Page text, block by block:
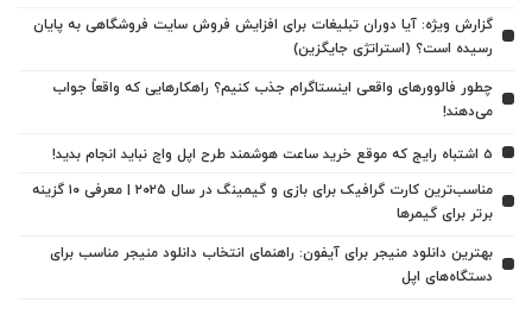
گزارش ویژه: آیا دوران تبلیغات برای افزایش فروش سایت فروشگاهی به پایان
رسیده است؟ (استراتژی جایگزین)
چطور فالوورهای واقعی اینستاگرام جذب کنیم؟ راهکارهایی که واقعاً جواب
می‌دهند!
5 اشتباه رایج که موقع خرید ساعت هوشمند طرح اپل واچ نباید انجام بدید!
مناسب‌ترین کارت گرافیک برای بازی و گیمینگ در سال ۲۰۲۵ | معرفی ۱۰ گزینه
برتر برای گیمرها
بهترین دانلود منیجر برای آیفون: راهنمای انتخاب دانلود منیجر مناسب برای
دستگاه‌های اپل